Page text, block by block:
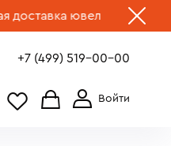
ювелирных
+7 (499) 519-00-00